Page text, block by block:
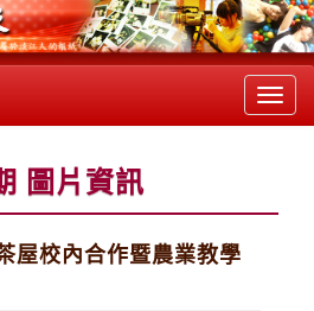
圖片資訊
屋校內合作暨農業教學